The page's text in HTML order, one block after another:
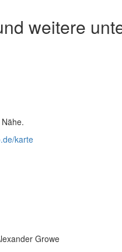
weitere
karte
Growe